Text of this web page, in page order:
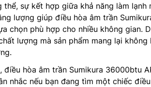
thể, sự kết hợp giữa khả năng làm
lượng giúp điều hòa âm trần
chọn phù hợp cho nhiều không gian.
lượng mà sản phẩm mang lại
điều hòa âm trần Sumikura 36000btu
nhắc nếu bạn đang tìm một chiếc